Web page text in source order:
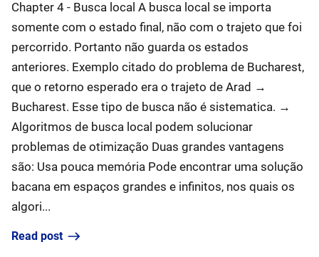
Chapter 4 - Busca local A busca local se importa
somente com o estado final, não com o trajeto que foi
percorrido. Portanto não guarda os estados
anteriores. Exemplo citado do problema de Bucharest,
que o retorno esperado era o trajeto de Arad →
Bucharest. Esse tipo de busca não é sistematica. →
Algoritmos de busca local podem solucionar
problemas de otimização Duas grandes vantagens
são: Usa pouca memória Pode encontrar uma solução
bacana em espaços grandes e infinitos, nos quais os
algori...
Read post